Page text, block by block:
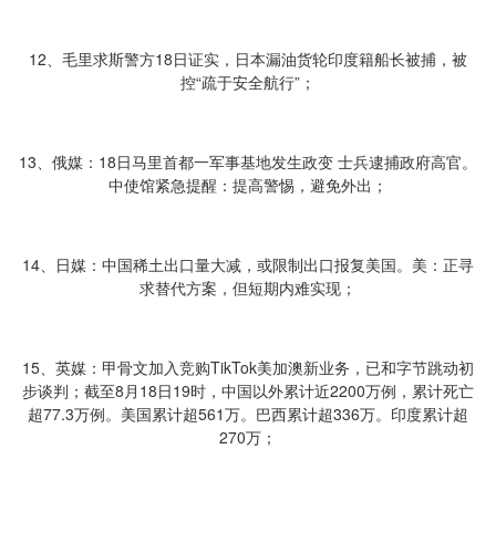
12、毛里求斯警方18日证实，日本漏油货轮印度籍船长被捕，被
控“疏于安全航行”；
13、俄媒：18日马里首都一军事基地发生政变 士兵逮捕政府高官。
中使馆紧急提醒：提高警惕，避免外出；
14、日媒：中国稀土出口量大减，或限制出口报复美国。美：正寻
求替代方案，但短期内难实现；
15、英媒：甲骨文加入竞购TikTok美加澳新业务，已和字节跳动初
步谈判；截至8月18日19时，中国以外累计近2200万例，累计死亡
超77.3万例。美国累计超561万。巴西累计超336万。印度累计超
270万；